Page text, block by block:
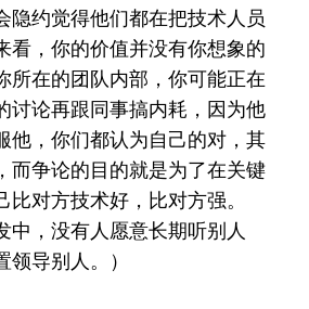
隐约觉得他们都在把技术人员
看，你的价值并没有你想象的
所在的团队内部，你可能正在
讨论再跟同事搞内耗，因为他
他，你们都认为自己的对，其
而争论的目的就是为了在关键
比对方技术好，比对方强。
中，没有人愿意长期听别人
导别人。）